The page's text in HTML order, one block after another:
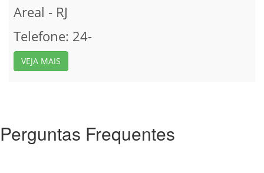
Areal - RJ
Telefone: 24-
VEJA MAIS
Perguntas Frequentes